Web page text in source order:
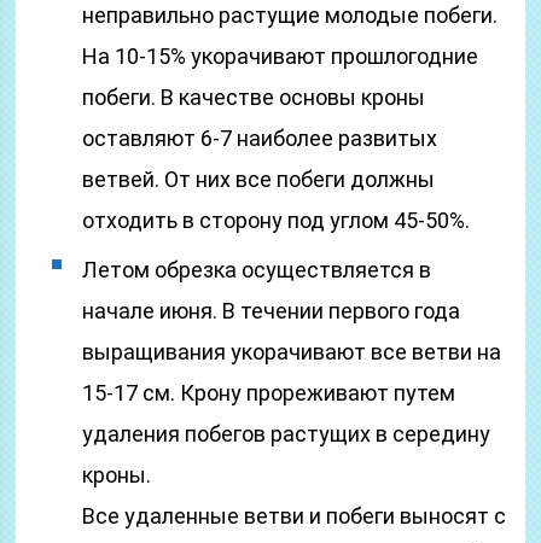
неправильно растущие молодые побеги.
На 10-15% укорачивают прошлогодние
побеги. В качестве основы кроны
оставляют 6-7 наиболее развитых
ветвей. От них все побеги должны
отходить в сторону под углом 45-50%.
Летом обрезка осуществляется в
начале июня. В течении первого года
выращивания укорачивают все ветви на
15-17 см. Крону прореживают путем
удаления побегов растущих в середину
кроны.
Все удаленные ветви и побеги выносят с